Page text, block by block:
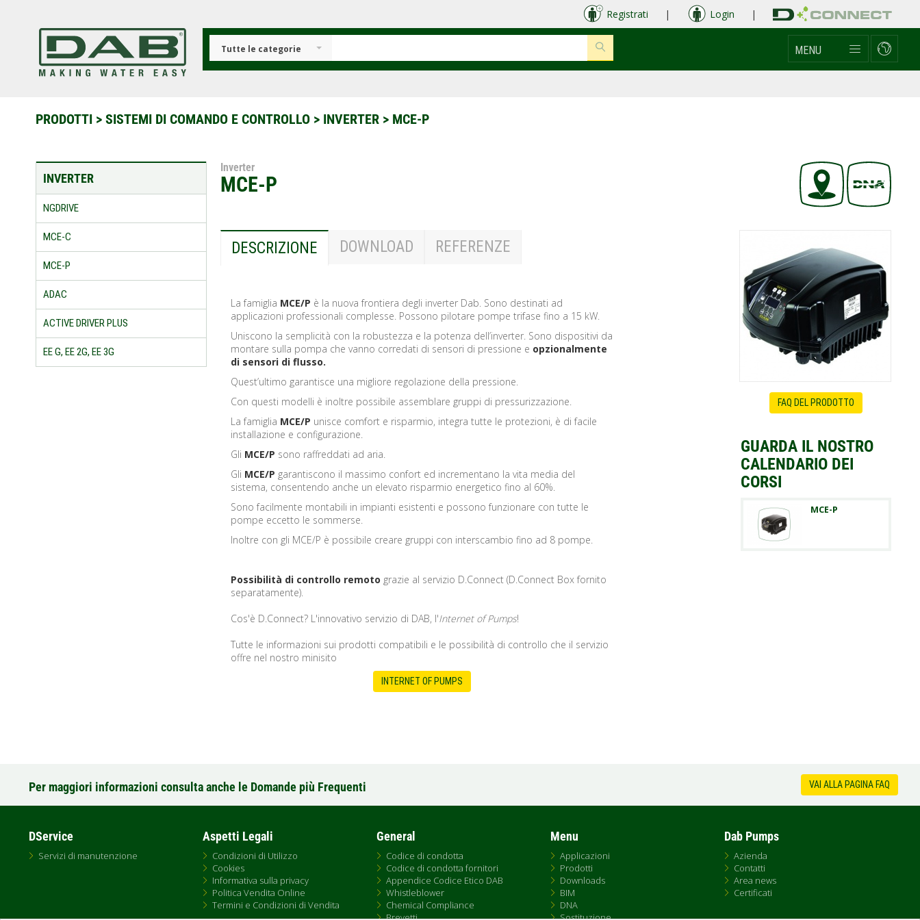
contenuto
Registrati | Login |
Tutte le categorie MENU
PRODOTTI > SISTEMI DI COMANDO E CONTROLLO > INVERTER > MCE-P
INVERTER
NGDRIVE
MCE-C
MCE-P
ADAC
ACTIVE DRIVER PLUS
EE G, EE 2G, EE 3G
Inverter
MCE-P
DESCRIZIONE DOWNLOAD REFERENZE
La famiglia MCE/P è la nuova frontiera degli inverter Dab. Sono destinati ad
applicazioni professionali complesse. Possono pilotare pompe trifase fino a 15 kW.
Uniscono la semplicità con la robustezza e la potenza dell’inverter. Sono dispositivi da
montare sulla pompa che vanno corredati di sensori di pressione e opzionalmente
di sensori di flusso.
Quest’ultimo garantisce una migliore regolazione della pressione.
Con questi modelli è inoltre possibile assemblare gruppi di pressurizzazione.
La famiglia MCE/P unisce comfort e risparmio, integra tutte le protezioni, è di facile
installazione e configurazione.
Gli MCE/P sono raffreddati ad aria.
Gli MCE/P garantiscono il massimo confort ed incrementano la vita media del
sistema, consentendo anche un elevato risparmio energetico fino al 60%.
Sono facilmente montabili in impianti esistenti e possono funzionare con tutte le
pompe eccetto le sommerse.
Inoltre con gli MCE/P è possibile creare gruppi con interscambio fino ad 8 pompe.
Possibilità di controllo remoto grazie al servizio D.Connect (D.Connect Box fornito
separatamente).
Cos'è D.Connect? L'innovativo servizio di DAB, l'Internet of Pumps!
Tutte le informazioni sui prodotti compatibili e le possibilità di controllo che il servizio
offre nel nostro minisito
INTERNET OF PUMPS
FAQ DEL PRODOTTO
GUARDA IL NOSTRO
CALENDARIO DEI
CORSI
MCE-P
Per maggiori informazioni consulta anche le Domande più Frequenti VAI ALLA PAGINA FAQ
DService
Servizi di manutenzione
Aspetti Legali
Condizioni di Utilizzo
Cookies
Informativa sulla privacy
Politica Vendita Online
Termini e Condizioni di Vendita
General
Codice di condotta
Codice di condotta fornitori
Appendice Codice Etico DAB
Whistleblower
Chemical Compliance
Brevetti
Menu
Applicazioni
Prodotti
Downloads
BIM
DNA
Sostituzione
Dab Pumps
Azienda
Contatti
Area news
Certificati